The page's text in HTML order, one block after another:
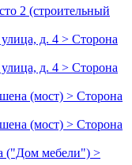
2 (строительный
д. 4 > Сторона
д. 4 > Сторона
(мост) > Сторона
(мост) > Сторона
("Дом мебели") >